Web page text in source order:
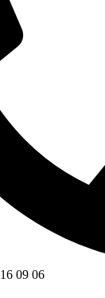
09 06